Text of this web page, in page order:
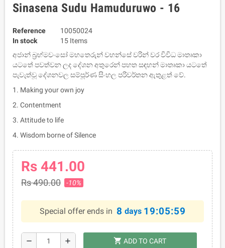
Sinasena Sudu Hamuduruwo - 16
Reference
10050024
In stock
15 Items
අජාන් බ්‍රහ්මවංසෝ මහතෙරුන් වහන්සේ වරින් වර විවිධ මාතෘකා
යටතේ පවත්වන ලද දේශන අතුරෙන් පහත සඳහන් මාතෘකා යටතේ
පැවැත්වූ දේශනවල සම්පූර්ණ සිංහල පරිවර්තන ඇතුළත් වේ.
1. Making your own joy
2. Contentment
3. Attitude to life
4. Wisdom borne of Silence
Rs 441.00
Rs 490.00 -10%
Special offer ends in 8 days 19:05:58
remove add shopping_cart ADD TO CART